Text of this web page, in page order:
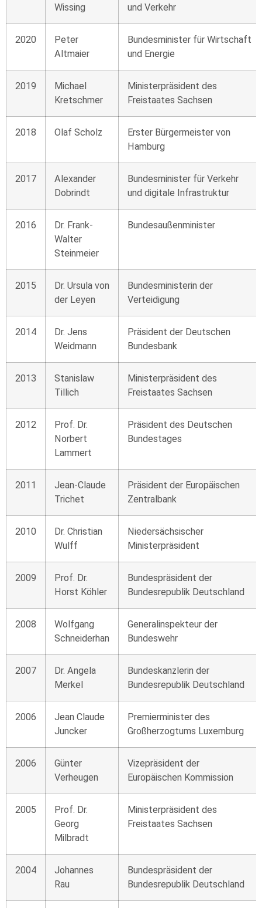
Wissing
und Verkehr
2020
Peter
Altmaier
Bundesminister für Wirtschaft
und Energie
2019
Michael
Kretschmer
Ministerpräsident des
Freistaates Sachsen
2018 Olaf Scholz
Erster Bürgermeister von
Hamburg
2017
Alexander
Dobrindt
Bundesminister für Verkehr
und digitale Infrastruktur
2016
Dr. Frank-
Walter
Steinmeier
Bundesaußenminister
2015
Dr. Ursula von
der Leyen
Bundesministerin der
Verteidigung
2014
Dr. Jens
Weidmann
Präsident der Deutschen
Bundesbank
2013
Stanislaw
Tillich
Ministerpräsident des
Freistaates Sachsen
2012
Prof. Dr.
Norbert
Lammert
Präsident des Deutschen
Bundestages
2011
Jean-Claude
Trichet
Präsident der Europäischen
Zentralbank
2010
Dr. Christian
Wulff
Niedersächsischer
Ministerpräsident
2009
Prof. Dr.
Horst Köhler
Bundespräsident der
Bundesrepublik Deutschland
2008
Wolfgang
Schneiderhan
Generalinspekteur der
Bundeswehr
2007
Dr. Angela
Merkel
Bundeskanzlerin der
Bundesrepublik Deutschland
2006
Jean Claude
Juncker
Premierminister des
Großherzogtums Luxemburg
2006
Günter
Verheugen
Vizepräsident der
Europäischen Kommission
2005
Prof. Dr.
Georg
Milbradt
Ministerpräsident des
Freistaates Sachsen
2004
Johannes
Rau
Bundespräsident der
Bundesrepublik Deutschland